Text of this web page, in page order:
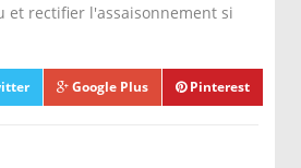
et rectifier l'assaisonnement si
Google Plus Pinterest